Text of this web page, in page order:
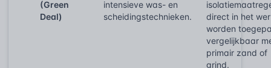
(Green
Deal)
intensieve was- en
scheidingstechnieken.
direct in het
worden
vergelijkbaar
primair zand of
grind.